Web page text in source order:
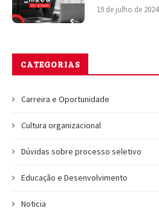
19 de julho de 2024
CATEGORIAS
Carreira e Oportunidade
Cultura organizacional
Dúvidas sobre processo seletivo
Educação e Desenvolvimento
Noticia